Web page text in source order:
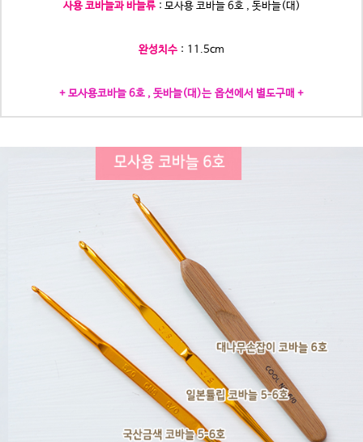
사용 코바늘과 바늘류: 모사용 코바늘 6호 , 돗바늘(대)
완성치수 : 11.5cm
+ 모사용코바늘 6호 , 돗바늘(대)는 옵션에서 별도구매 +